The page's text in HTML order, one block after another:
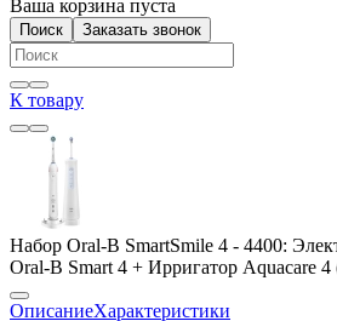
Ваша корзина пуста
Поиск Заказать звонок
К товару
Набор Oral-B SmartSmile 4 - 4400:
Oral-B Smart 4 + Ирригатор Aquacare 4
ОписаниеХарактеристики